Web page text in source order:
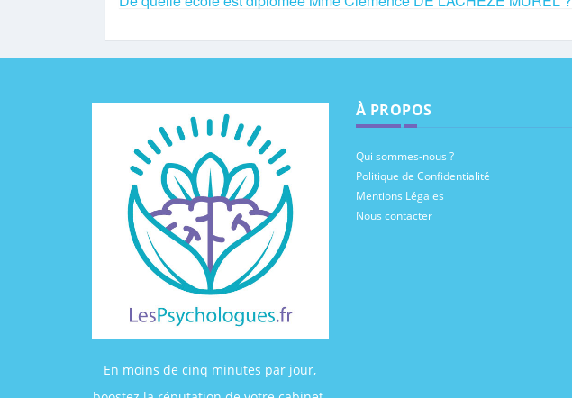
En moins de cinq minutes par jour,
À PROPOS
Qui sommes-nous ?
Politique de Confidentialité
Mentions Légales
Nous contacter